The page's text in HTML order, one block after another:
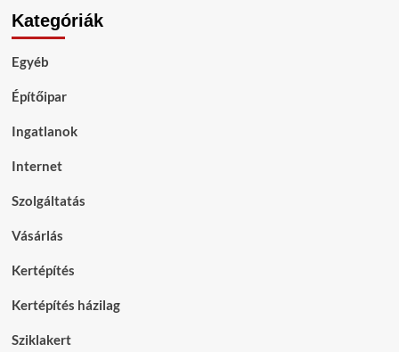
Kategóriák
Egyéb
Építőipar
Ingatlanok
Internet
Szolgáltatás
Vásárlás
Kertépítés
Kertépítés házilag
Sziklakert